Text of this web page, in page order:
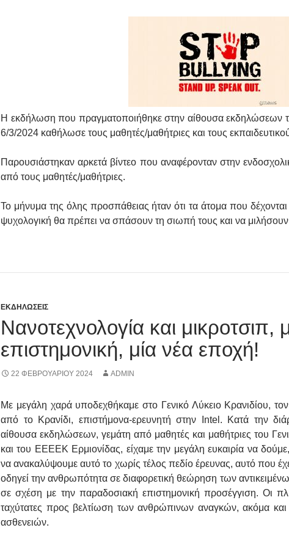
Η εκδήλωση που πραγματοποιήθηκε στην αίθουσα εκδηλώσεων
6/3/2024 καθήλωσε τους μαθητές/μαθήτριες και τους
Παρουσιάστηκαν αρκετά βίντεο που αναφέρονταν στην
από τους μαθητές/μαθήτριες.
Το μήνυμα της όλης προσπάθειας ήταν ότι τα άτομα που δέχονται
ψυχολογική θα πρέπει να σπάσουν τη σιωπή τους και να
ΕΚΔΗΛΩΣΕΙΣ
Νανοτεχνολογία και
επιστημονική, μία νέα εποχή!
22 ΦΕΒΡΟΥΑΡΊΟΥ 2024 ADMIN
Με μεγάλη χαρά υποδεχθήκαμε στο Γενικό Λύκειο Κρανιδίου,
από το Κρανίδι, επιστήμονα-ερευνητή στην Intel. Κατά την
αίθουσα εκδηλώσεων, γεμάτη από μαθητές και μαθήτριες του
και του ΕΕΕΕΚ Ερμιονίδας, είχαμε την μεγάλη ευκαιρία να
να ανακαλύψουμε αυτό το χωρίς τέλος πεδίο έρευνας, αυτό που
οδηγεί την ανθρωπότητα σε διαφορετική θεώρηση των
σε σχέση με την παραδοσιακή επιστημονική προσέγγιση. Οι
ταχύτατες προς βελτίωση των ανθρώπινων αναγκών, ακόμα
ασθενειών.